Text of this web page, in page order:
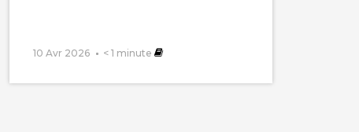
10 Avr 2026 < 1 minute